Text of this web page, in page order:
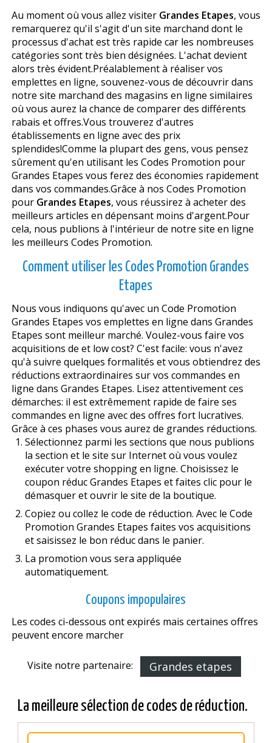
Au moment où vous allez visiter Grandes Etapes, vous
remarquerez qu'il s'agit d'un site marchand dont le
processus d'achat est très rapide car les nombreuses
catégories sont très bien désignées. L'achat devient
alors très évident.Préalablement à réaliser vos
emplettes en ligne, souvenez-vous de découvrir dans
notre site marchand des magasins en ligne similaires
où vous aurez la chance de comparer des différents
rabais et offres.Vous trouverez d'autres
établissements en ligne avec des prix
splendides!Comme la plupart des gens, vous pensez
sûrement qu'en utilisant les Codes Promotion pour
Grandes Etapes vous ferez des économies rapidement
dans vos commandes.Grâce à nos Codes Promotion
pour Grandes Etapes, vous réussirez à acheter des
meilleurs articles en dépensant moins d'argent.Pour
cela, nous publions à l'intérieur de notre site en ligne
les meilleurs Codes Promotion.
Comment utiliser les Codes Promotion Grandes
Etapes
Nous vous indiquons qu'avec un Code Promotion
Grandes Etapes vos emplettes en ligne dans Grandes
Etapes sont meilleur marché. Voulez-vous faire vos
acquisitions de et low cost? C'est facile: vous n'avez
qu'à suivre quelques formalités et vous obtiendrez des
réductions extraordinaires sur vos commandes en
ligne dans Grandes Etapes. Lisez attentivement ces
démarches: il est extrêmement rapide de faire ses
commandes en ligne avec des offres fort lucratives.
Grâce à ces phases vous aurez de grandes réductions.
Sélectionnez parmi les sections que nous publions
la section et le site sur Internet où vous voulez
exécuter votre shopping en ligne. Choisissez le
coupon réduc Grandes Etapes et faites clic pour le
démasquer et ouvrir le site de la boutique.
Copiez ou collez le code de réduction. Avec le Code
Promotion Grandes Etapes faites vos acquisitions
et saisissez le bon réduc dans le panier.
La promotion vous sera appliquée
automatiquement.
Coupons impopulaires
Les codes ci-dessous ont expirés mais certaines offres
peuvent encore marcher
Visite notre partenaire: Grandes etapes
La meilleure sélection de codes de réduction.